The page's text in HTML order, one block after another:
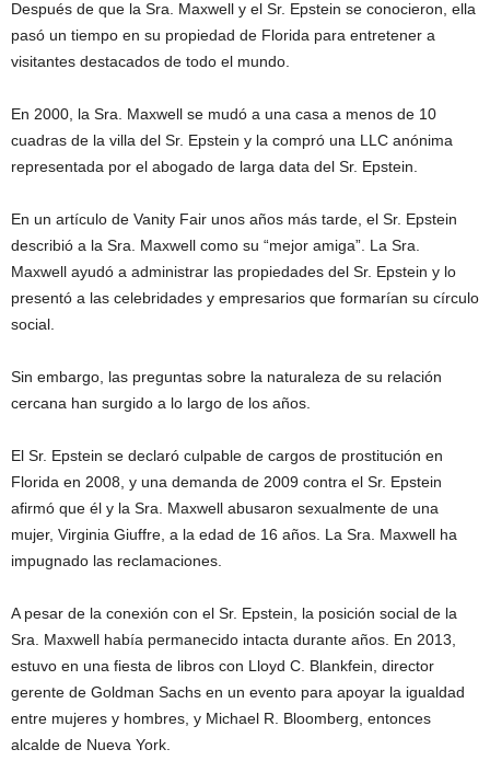
Después de que la Sra. Maxwell y el Sr. Epstein se conocieron, ella
pasó un tiempo en su propiedad de Florida para entretener a
visitantes destacados de todo el mundo.
En 2000, la Sra. Maxwell se mudó a una casa a menos de 10
cuadras de la villa del Sr. Epstein y la compró una LLC anónima
representada por el abogado de larga data del Sr. Epstein.
En un artículo de Vanity Fair unos años más tarde, el Sr. Epstein
describió a la Sra. Maxwell como su “mejor amiga”. La Sra.
Maxwell ayudó a administrar las propiedades del Sr. Epstein y lo
presentó a las celebridades y empresarios que formarían su círculo
social.
Sin embargo, las preguntas sobre la naturaleza de su relación
cercana han surgido a lo largo de los años.
El Sr. Epstein se declaró culpable de cargos de prostitución en
Florida en 2008, y una demanda de 2009 contra el Sr. Epstein
afirmó que él y la Sra. Maxwell abusaron sexualmente de una
mujer, Virginia Giuffre, a la edad de 16 años. La Sra. Maxwell ha
impugnado las reclamaciones.
A pesar de la conexión con el Sr. Epstein, la posición social de la
Sra. Maxwell había permanecido intacta durante años. En 2013,
estuvo en una fiesta de libros con Lloyd C. Blankfein, director
gerente de Goldman Sachs en un evento para apoyar la igualdad
entre mujeres y hombres, y Michael R. Bloomberg, entonces
alcalde de Nueva York.